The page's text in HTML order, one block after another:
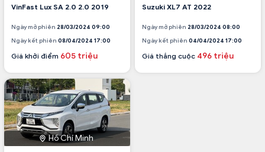
VinFast Lux SA 2.0 2.0 2019
Ngày mở phiên 28/03/2024 09:00
Ngày kết phiên 08/04/2024 17:00
Giá khởi điểm 605 triệu
Hồ Chí Minh
Suzuki XL7 AT 2022
Ngày mở phiên 28/03/2024 08:00
Ngày kết phiên 04/04/2024 17:00
Giá thắng cuộc 496 triệu